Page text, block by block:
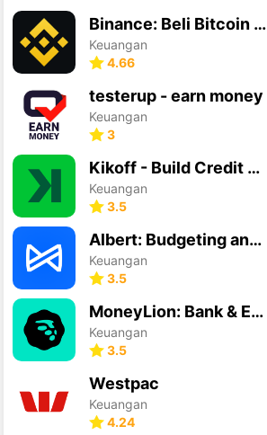
Binance: Beli Bitcoin & Kripto
Keuangan
4.66
testerup - earn money
Keuangan
3
Kikoff - Build Credit Quickly
Keuangan
3.5
Albert: Budgeting and Banking
Keuangan
3.5
MoneyLion: Bank & Earn Rewards
Keuangan
3.5
Westpac
Keuangan
4.24